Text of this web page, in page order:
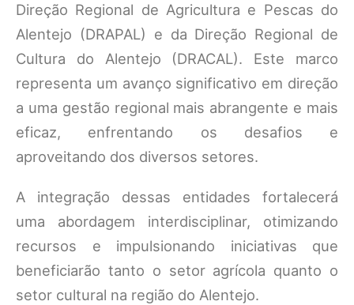
Direção Regional de Agricultura e Pescas do
Alentejo (DRAPAL) e da Direção Regional de
Cultura do Alentejo (DRACAL). Este marco
representa um avanço significativo em direção
a uma gestão regional mais abrangente e mais
eficaz, enfrentando os desafios e
aproveitando dos diversos setores.
A integração dessas entidades fortalecerá
uma abordagem interdisciplinar, otimizando
recursos e impulsionando iniciativas que
beneficiarão tanto o setor agrícola quanto o
setor cultural na região do Alentejo.